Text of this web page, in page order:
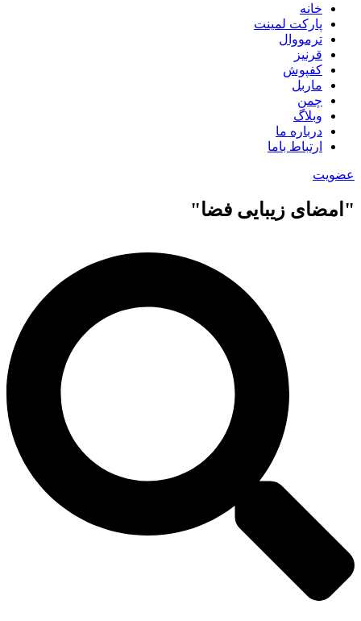
خانه
پارکت لمینت
ترمووال
قرنیز
کفپوش
ماربل
چمن
وبلاگ
درباره ما
ارتباط باما
عضویت
"امضای زیبایی فضا"